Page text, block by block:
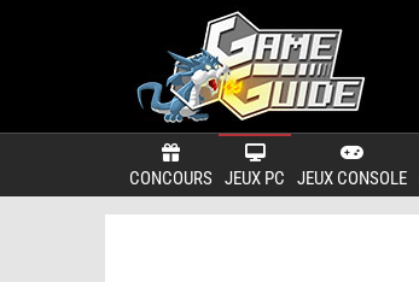
CONCOURS JEUX PC JEUX CONSOLE